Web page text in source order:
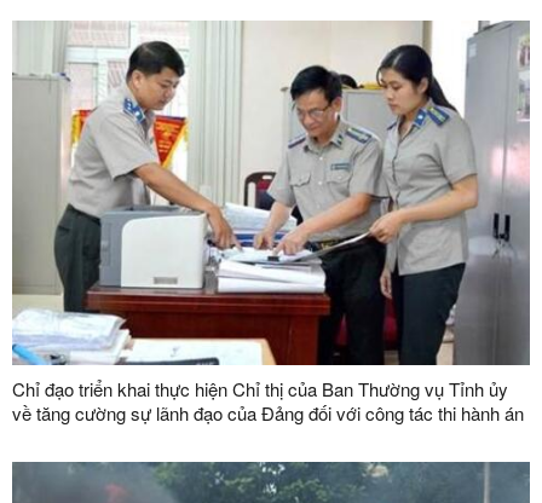
Chỉ đạo triển khai thực hiện Chỉ thị của Ban Thường vụ Tỉnh ủy
về tăng cường sự lãnh đạo của Đảng đối với công tác thi hành án